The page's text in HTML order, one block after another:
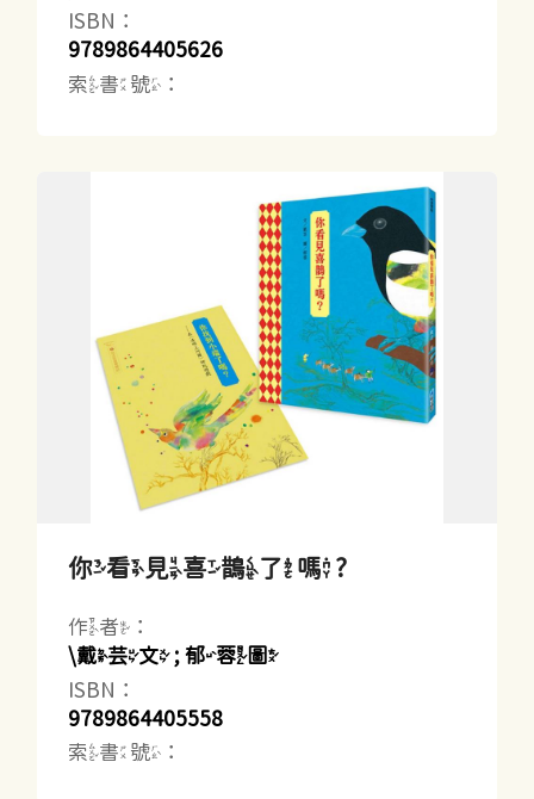
ISBN：
9789864405626
索書號：
你看見喜鵲了嗎?
作者：
\戴芸文 ; 郁蓉圖
ISBN：
9789864405558
索書號：